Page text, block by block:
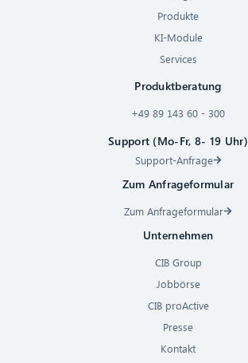
Produkte
KI-Module
Services
Produktberatung
+49 89 143 60 - 300
Support (Mo-Fr, 8- 19 Uhr)
Support-Anfrage
Zum Anfrageformular
Zum Anfrageformular
Unternehmen
CIB Group
Jobbörse
CIB proActive
Presse
Kontakt